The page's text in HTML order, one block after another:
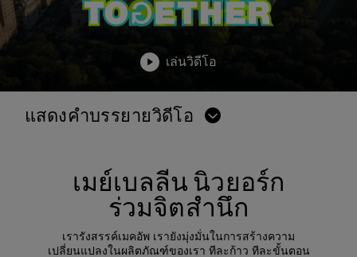
เล่นวิดีโอ
แสดงคำบรรยายวิดีโอ
เมย์เบลลีน นิวยอร์ก
ร่วมจิตสำนึก
เรารังสรรค์เมคอัพ เรายังมุ่งมั่นในการสร้างความ
เปลี่ยนแปลงในผลิตภัณฑ์ของเรา ทีละก้าว ทีละขั้นตอน